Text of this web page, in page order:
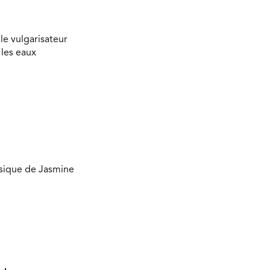
vulgarisateur
eaux
de Jasmine